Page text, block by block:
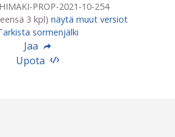
PROP-2021-10-254
3 kpl) näytä muut versiot
sormenjälki
Jaa
Upota